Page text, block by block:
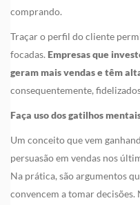
comprando.
Traçar o perfil do cliente
focadas. Empresas que
geram mais vendas e têm
consequentemente,
Faça uso dos gatilhos
Um conceito que vem
persuasão em vendas nos
Na prática, são argumentos
convencem a tomar decisões.